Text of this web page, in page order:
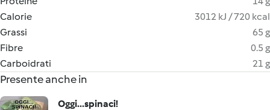
Calorie
3012 kJ / 720 kcal
Grassi
65 g
Fibre
0.5 g
Carboidrati
21 g
Presente anche in
Oggi...spinaci!